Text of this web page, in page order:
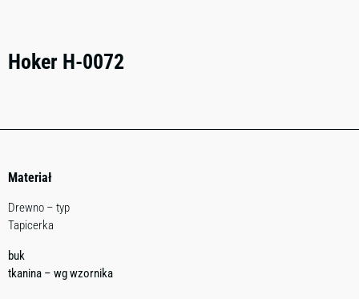
Hoker H-0072
Materiał
Drewno – typ
Tapicerka
buk
tkanina – wg wzornika